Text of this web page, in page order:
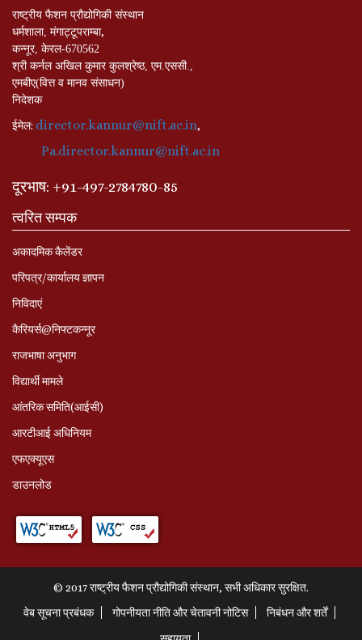
राष्ट्रीय फैशन प्रौद्योगिकी संस्थान
धर्मशाला, मंगाट्टूपराम्बा,
कन्नूर, केरल-670562
श्री कर्नल अखिल कुमार कुलश्रेष्ठ, एम.एससी.,
एमबीए(वित्त व मानव संसाधन)
निदेशक
ईमेल: director.kannur@nift.ac.in,
Pa.director.kannur@nift.ac.in
दूरभाष: +91-497-2784780-85
त्वरित सम्पक
अकादमिक कैलेंडर
परिपत्र/कार्यालय ज्ञापन
निविदाएं
कैरियर्स@निफ्टकन्नूर
राजभाषा अनुभाग
विद्यार्थी मामले
आंतरिक समिति(आईसी)
आरटीआई अधिनियम
एफएक्यूएस
डाउनलोड
© 2017 राष्ट्रीय फैशन प्रौद्योगिकी संस्थान, सभी अधिकार सुरक्षित.
वेब सूचना प्रबंधक
गोपनीयता नीति और चेतावनी नोटिस
निबंधन और शर्तें